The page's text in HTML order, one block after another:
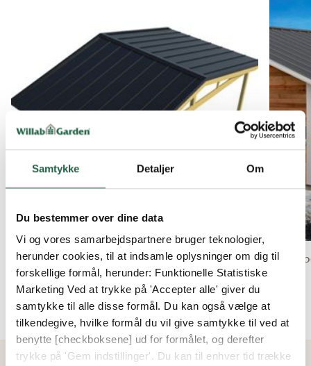
Samtykke Detaljer Om
Du bestemmer over dine data
Vi og vores samarbejdspartnere bruger teknologier,
herunder cookies, til at indsamle oplysninger om dig til
forskellige formål, herunder: Funktionelle Statistiske
Marketing Ved at trykke på 'Accepter alle' giver du
samtykke til alle disse formål. Du kan også vælge at
tilkendegive, hvilke formål du vil give samtykke til ved at
benytte [checkboksene] ud for formålet, og derefter
trykke på 'Gem indstillinger'. Du kan til enhver tid trække
Flere billeder